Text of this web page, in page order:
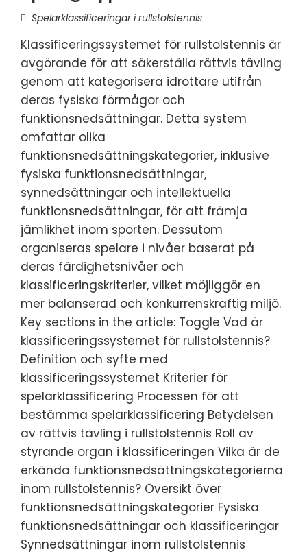
Spelarklassificeringar i rullstolstennis
Klassificeringssystemet för rullstolstennis är
avgörande för att säkerställa rättvis tävling
genom att kategorisera idrottare utifrån
deras fysiska förmågor och
funktionsnedsättningar. Detta system
omfattar olika
funktionsnedsättningskategorier, inklusive
fysiska funktionsnedsättningar,
synnedsättningar och intellektuella
funktionsnedsättningar, för att främja
jämlikhet inom sporten. Dessutom
organiseras spelare i nivåer baserat på
deras färdighetsnivåer och
klassificeringskriterier, vilket möjliggör en
mer balanserad och konkurrenskraftig miljö.
Key sections in the article: Toggle Vad är
klassificeringssystemet för rullstolstennis?
Definition och syfte med
klassificeringssystemet Kriterier för
spelarklassificering Processen för att
bestämma spelarklassificering Betydelsen
av rättvis tävling i rullstolstennis Roll av
styrande organ i klassificeringen Vilka är de
erkända funktionsnedsättningskategorierna
inom rullstolstennis? Översikt över
funktionsnedsättningskategorier Fysiska
funktionsnedsättningar och klassificeringar
Synnedsättningar inom rullstolstennis